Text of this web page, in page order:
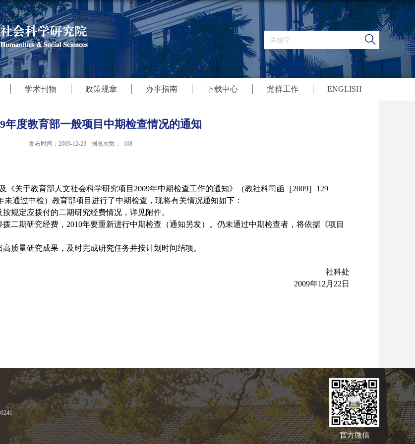
学术刊物 政策规章 办事指南 下载中心 党群工作 ENGLISH
年度教育部一般项目中期检查情况的通知
发布时间：2009-12-23 浏览次数： 108
《关于教育部人文社会科学研究项目 2009年中期检查工作的通知》（教社科司函［2009］ 129
未通过中检）教育部项目进行了中期检查，现将有关情况通知如下：
规定应拨付的二期研究经费情况，详见附件。
二期研究经费， 2010年要重新进行中期检查（通知另发）。仍未通过中期检查者，将依据《项目
质量研究成果，及时完成研究任务并按计划时间结项。
社科处
2009年12 月22 日
官方微信